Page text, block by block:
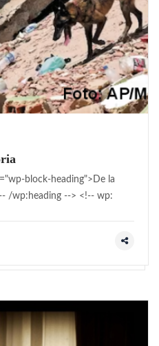
block-heading">De la
/wp:heading --> <!-- wp: